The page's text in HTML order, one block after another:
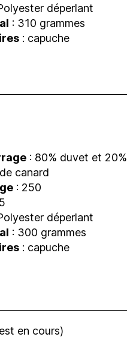
déperlant
: 310 grammes
: capuche
: 80% duvet et 20%
canard
: 250
déperlant
: 300 grammes
: capuche
en cours)